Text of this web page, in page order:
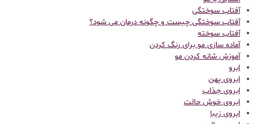
آفتاب سوختگی
آفتاب سوختگی چیست و چگونه درمان می شود؟
آفتاب سوخته
آماده سازی مو برای رنگ کردن
آموزش شانه کردن مو
ابرو
ابروی پهن
ابروی جذاب
ابروی خوش حالت
ابروی زیبا